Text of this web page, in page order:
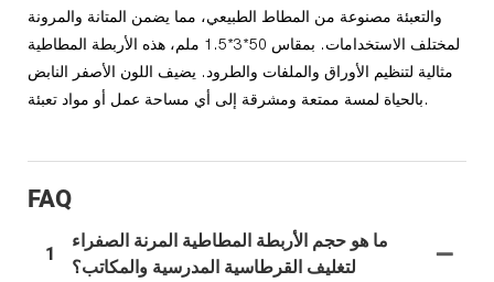
والتعبئة مصنوعة من المطاط الطبيعي، مما يضمن المتانة والمرونة
لمختلف الاستخدامات. بمقاس 50*3*1.5 ملم، هذه الأربطة المطاطية
مثالية لتنظيم الأوراق والملفات والطرود. يضيف اللون الأصفر النابض
بالحياة لمسة ممتعة ومشرقة إلى أي مساحة عمل أو مواد تعبئة.
FAQ
1
ما هو حجم الأربطة المطاطية المرنة الصفراء
لتغليف القرطاسية المدرسية والمكاتب؟